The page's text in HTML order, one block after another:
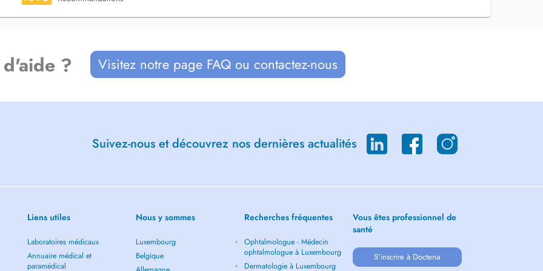
- traitement de la migraine
app (+352 - 621 722 757) ou
pour éviter que vous ayez à
? Visitez notre page FAQ ou contactez-nous
Suivez-nous et découvrez nos dernières actualités
Liens utiles
Laboratoires médicaux
Annuaire médical et
paramédical
Nous y sommes
Luxembourg
Belgique
Recherches fréquentes
Ophtalmologue - Médecin
ophtalmologue à Luxembourg
Dermatologie à Luxembourg
Vous êtes professionnel de
santé
S'inscrire à Doctena